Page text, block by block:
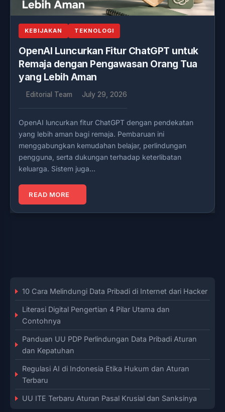
KEBIJAKAN TEKNOLOGI
OpenAI Luncurkan Fitur ChatGPT untuk
Remaja dengan Pengawasan Orang Tua
yang Lebih Aman
Editorial Team July 29, 2026
OpenAI luncurkan fitur ChatGPT dengan pendekatan
yang lebih aman bagi remaja. Pembaruan ini
menggabungkan kemudahan belajar, perlindungan
pengguna, serta dukungan terhadap keterlibatan
keluarga. Sistem juga…
READ MORE
10 Cara Melindungi Data Pribadi di Internet dari Hacker
Literasi Digital Pengertian 4 Pilar Utama dan
Contohnya
Panduan UU PDP Perlindungan Data Pribadi Aturan
dan Kepatuhan
Regulasi AI di Indonesia Etika Hukum dan Aturan
Terbaru
UU ITE Terbaru Aturan Pasal Krusial dan Sanksinya